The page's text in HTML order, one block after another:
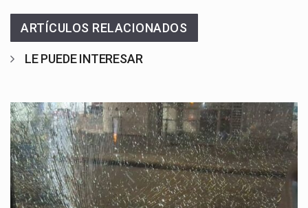
ARTÍCULOS RELACIONADOS
LE PUEDE INTERESAR